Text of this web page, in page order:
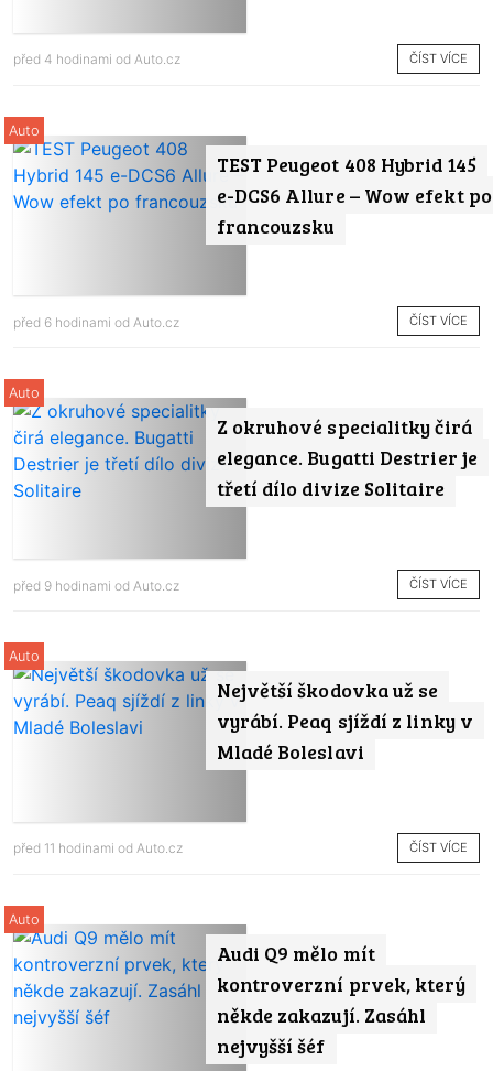
před 4 hodinami od Auto.cz ČÍST VÍCE
TEST Peugeot 408 Hybrid 145
e-DCS6 Allure – Wow efekt po
francouzsku
Auto
před 6 hodinami od Auto.cz ČÍST VÍCE
Z okruhové specialitky čirá
elegance. Bugatti Destrier je
třetí dílo divize Solitaire
Auto
před 9 hodinami od Auto.cz ČÍST VÍCE
Největší škodovka už se
vyrábí. Peaq sjíždí z linky v
Mladé Boleslavi
Auto
před 11 hodinami od Auto.cz ČÍST VÍCE
Audi Q9 mělo mít
kontroverzní prvek, který
někde zakazují. Zasáhl
nejvyšší šéf
Auto